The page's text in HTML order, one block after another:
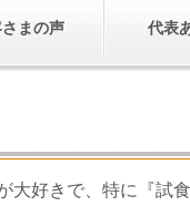
まの声 代表
大好きで、特に『試